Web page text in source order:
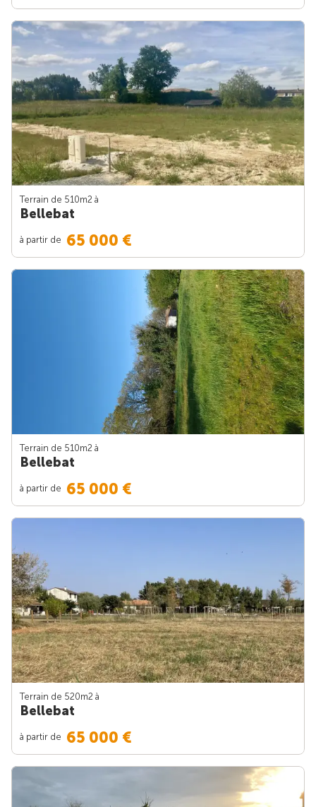
Terrain de 510m2 à
Bellebat
à partir de 65 000 €
Terrain de 510m2 à
Bellebat
à partir de 65 000 €
Terrain de 520m2 à
Bellebat
à partir de 65 000 €